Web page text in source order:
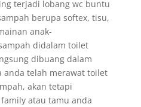
terjadi lobang wc buntu
berupa softex, tisu,
anak-
didalam toilet
dibuang dalam
anda telah merawat toilet
akan tetapi
atau tamu anda